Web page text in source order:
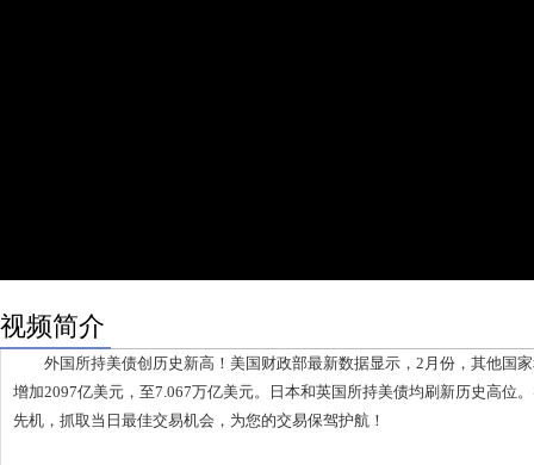
视频简介
外国所持美债创历史新高！美国财政部最新数据显示，2月份，其他国家
增加2097亿美元，至7.067万亿美元。日本和英国所持美债均刷新历史高位
先机，抓取当日最佳交易机会，为您的交易保驾护航！